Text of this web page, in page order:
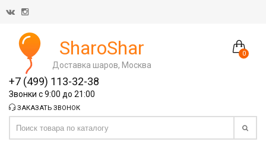
0
SharoShar
Доставка шаров, Москва
+7 (499) 113-32-38
Звонки с 9:00 до 21:00
ЗАКАЗАТЬ ЗВОНОК